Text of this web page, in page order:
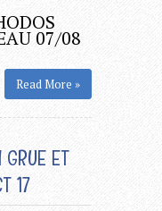
07/08
Read More »
ET
17